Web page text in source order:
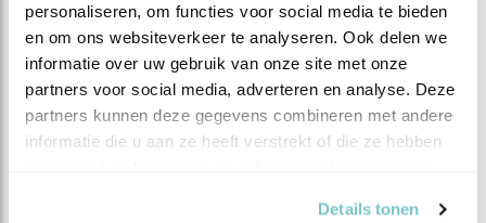
personaliseren, om functies voor social media te bieden
en om ons websiteverkeer te analyseren. Ook delen we
informatie over uw gebruik van onze site met onze
partners voor social media, adverteren en analyse. Deze
partners kunnen deze gegevens combineren met andere
informatie die u aan ze heeft verstrekt of die ze hebben
Details tonen
Voor het overige verwijs ik u naar het blog van 06 juni.
En hoop ik dat met de toenemende nachtelijke
toeschouwers, ook het aantal prachtige waarnemingen
toeneemt!